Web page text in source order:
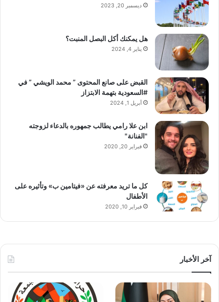
ديسمبر 20, 2023
هل يمكنك أكل البصل المنبت؟
يناير 4, 2024
القبض على صانع المحتوى ” محمد الويشي ” في
#السعودية بتهمة الابتزاز
أبريل 1, 2024
ابن علا رامي يطالب جمهوره بالدعاء لزوجته
"الفنانة"
فبراير 20, 2020
كل ما تريد معرفته عن «فيتامين ب» وتأثيره على
الأطفال
فبراير 10, 2020
آخر الأخبار